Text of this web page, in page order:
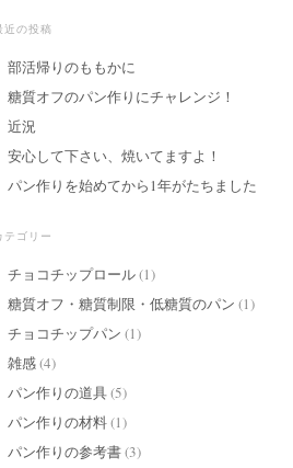
近の投稿
部活帰りのももかに
糖質オフのパン作りにチャレンジ！
近況
安心して下さい、焼いてますよ！
パン作りを始めてから1年がたちました
テゴリー
チョコチップロール(1)
糖質オフ・糖質制限・低糖質のパン (1)
チョコチップパン (1)
雑感(4)
パン作りの道具(5)
パン作りの材料(1)
パン作りの参考書(3)